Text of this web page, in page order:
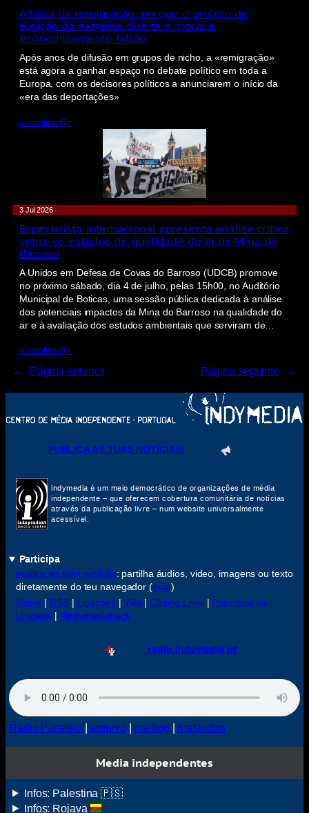
A farsa da remigração: porque o projeto de
eleição da extrema-direita é moral e
economicamente falido
Após anos de difusão em grupos de nicho, a «remigração»
está agora a ganhar espaço no debate político em toda a
Europa, com os decisores políticos a anunciarem o início da
«era das deportações»
» continu@r
3 Jul 2026
Especialista internacional apresenta análise crítica
sobre os estudos de qualidade do ar da Mina do
Barroso
A Unidos em Defesa de Covas do Barroso (UDCB) promove
no próximo sábado, dia 4 de julho, pelas 15h00, no Auditório
Municipal de Boticas, uma sessão pública dedicada à análise
dos potenciais impactos da Mina do Barroso na qualidade do
ar e à avaliação dos estudos ambientais que serviram de…
» continu@r
← Página anterior Página seguinte →
PUBLICA AS TUAS NOTÍCIAS!
indymedia é um meio democrático de organizações de média
independente – que oferecem cobertura comunitária de notícias
através da publicação livre – num website universalmente
acessível.
Participa
publica as tuas notícias: partilha áudios, video, imagens ou texto
diretamente do teu navegador (guia)
Sobre
RSS| Ligações| Wiki Código Livre
Princípios de
Unidade |#indymediaback
radio.indymedia.pt
Rádio Paralelo|arquivo| mailing mastodon
Media independentes
Infos: Palestina 🇵🇸
Infos: Rojava